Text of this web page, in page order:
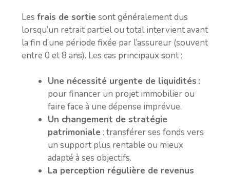
Les frais de sortie sont généralement dus
lorsqu’un retrait partiel ou total intervient avant
la fin d’une période fixée par l’assureur (souvent
entre 0 et 8 ans). Les cas principaux sont :
Une nécessité urgente de liquidités :
pour financer un projet immobilier ou
faire face à une dépense imprévue.
Un changement de stratégie
patrimoniale : transférer ses fonds vers
un support plus rentable ou mieux
adapté à ses objectifs.
La perception régulière de revenus